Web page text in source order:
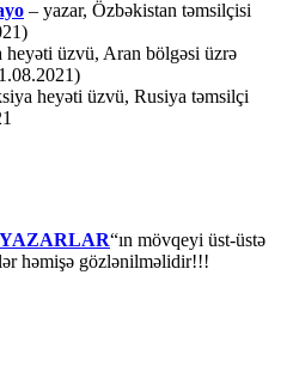
– yazar, Özbəkistan təmsilçisi
heyəti üzvü, Aran bölgəsi üzrə
heyəti üzvü, Rusiya təmsilçi
YAZARLAR“ın mövqeyi üst-üstə
həmişə gözlənilməlidir!!!